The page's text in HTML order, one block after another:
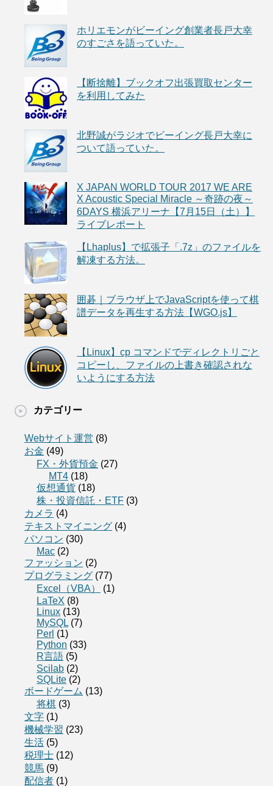
ホリエモンがビーイング創業者長戸大幸
のすごさを語っていた。
【断捨離】ブックオフ出張買取センター
を利用してみた
北野誠がラジオでビーイング長戸大幸に
ついて語っていた。
X JAPAN WORLD TOUR 2017 WE ARE
X Acoustic Special Miracle ～奇跡の夜～
6DAYS 横浜アリーナ【7月15日（土）】
ライブレポート
【Lhaplus】で拡張子「.7z」のファイルを
解凍する方法。
囲碁｜ブラウザ上でJavaScriptを使って棋
譜データを再生する方法【WGO.js】
【Linux】cp コマンドでディレクトリごと
コピーし、ファイルの上書き確認されな
いようにする方法
カテゴリー
Webサイト運営 (8)
お金 (49)
FX・外貨預金 (27)
MT4 (18)
仮想通貨 (18)
株・投資信託・ETF (3)
カメラ (4)
テキストマイニング (4)
パソコン (30)
Mac (2)
ファッション (2)
プログラミング (77)
Excel（VBA）
(1)
LaTeX (8)
Linux (13)
MySQL (7)
Perl (1)
Python (33)
R言語 (5)
Scilab (2)
SQLite (2)
ボードゲーム (13)
将棋 (3)
文字 (1)
機械学習 (23)
生活 (5)
税理士 (12)
競馬 (9)
配信者 (1)